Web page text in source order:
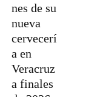
nes de su
nueva
cervecerí
a en
Veracruz
a finales